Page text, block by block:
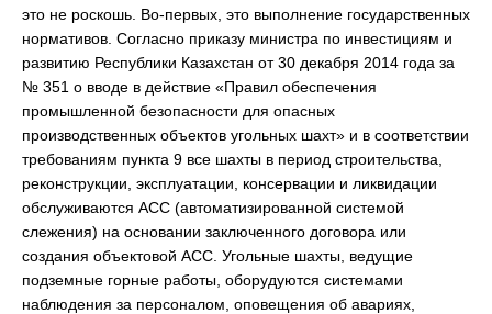
это не роскошь. Во-первых, это выполнение государственных
нормативов. Согласно приказу министра по инвестициям и
развитию Республики Казахстан от 30 декабря 2014 года за
№ 351 о вводе в действие «Правил обеспечения
промышленной безопасности для опасных
производственных объектов угольных шахт» и в соответствии
требованиям пункта 9 все шахты в период строительства,
реконструкции, эксплуатации, консервации и ликвидации
обслуживаются АСС (автоматизированной системой
слежения) на основании заключенного договора или
создания объектовой АСС. Угольные шахты, ведущие
подземные горные работы, оборудуются системами
наблюдения за персоналом, оповещения об авариях,